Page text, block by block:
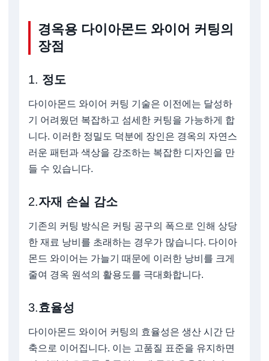
경옥용 다이아몬드 와이어 커팅의
장점
1. 정도
다이아몬드 와이어 커팅 기술은 이전에는 달성하
기 어려웠던 복잡하고 섬세한 커팅을 가능하게 합
니다. 이러한 정밀도 덕분에 장인은 경옥의 자연스
러운 패턴과 색상을 강조하는 복잡한 디자인을 만
들 수 있습니다.
2.자재 손실 감소
기존의 커팅 방식은 커팅 공구의 폭으로 인해 상당
한 재료 낭비를 초래하는 경우가 많습니다. 다이아
몬드 와이어는 가늘기 때문에 이러한 낭비를 크게
줄여 경옥 원석의 활용도를 극대화합니다.
3.효율성
다이아몬드 와이어 커팅의 효율성은 생산 시간 단
축으로 이어집니다. 이는 고품질 표준을 유지하면